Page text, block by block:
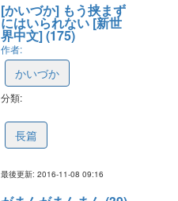
[かいづか] もう挟まず
にはいられない [新世
界中文] (175)
作者:
かいづか
分類:
長篇
最後更新: 2016-11-08 09:16